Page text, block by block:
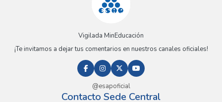
Vigilada MinEducación
¡Te invitamos a dejar tus comentarios en nuestros canales oficiales!
@esapoficial
Contacto Sede Central